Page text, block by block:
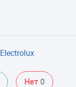
Electrolux
Нет 0